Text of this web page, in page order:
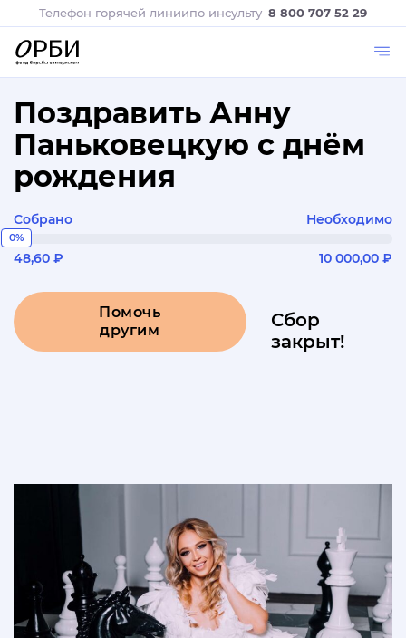
Телефон горячей линиипо инсульту 8 800 707 52 29
Поздравить Анну
Паньковецкую с днём
рождения
Собрано Необходимо
0%
48,60 ₽ 10 000,00 ₽
Помочь
другим
Сбор
закрыт!